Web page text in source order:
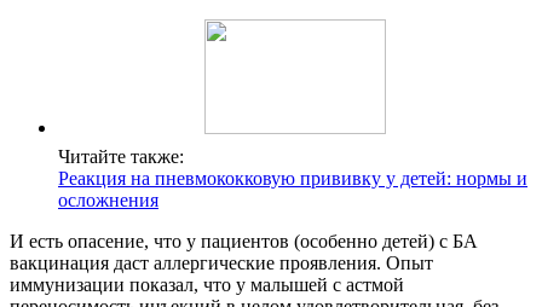
Читайте также:
Реакция на пневмококковую прививку у детей: нормы и
осложнения
И есть опасение, что у пациентов (особенно детей) с БА
вакцинация даст аллергические проявления. Опыт
иммунизации показал, что у малышей с астмой